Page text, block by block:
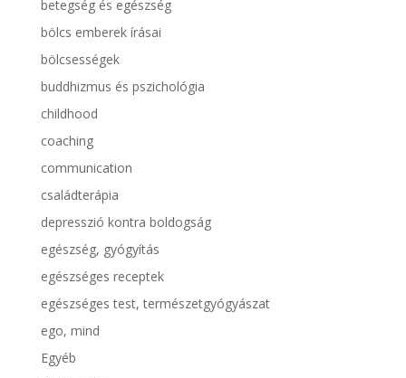
betegség és egészség
bölcs emberek írásai
bölcsességek
buddhizmus és pszichológia
childhood
coaching
communication
családterápia
depresszió kontra boldogság
egészség, gyógyítás
egészséges receptek
egészséges test, természetgyógyászat
ego, mind
Egyéb